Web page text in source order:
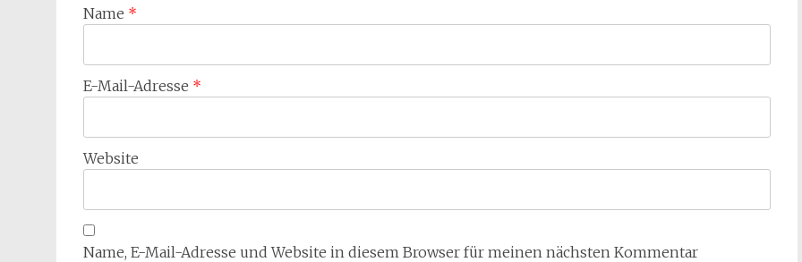
Name *
E-Mail-Adresse *
Website
Name, E-Mail-Adresse und Website in diesem Browser für meinen nächsten Kommentar